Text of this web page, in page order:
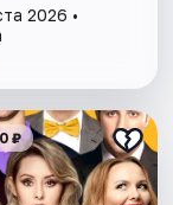
2026 •
₽